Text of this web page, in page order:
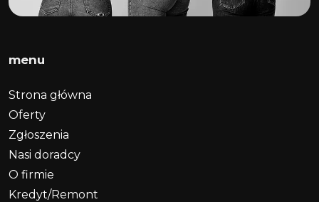
menu
Strona główna
Oferty
Zgłoszenia
Nasi doradcy
O firmie
Kredyt/Remont